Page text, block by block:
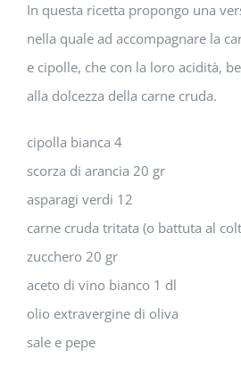
In questa ricetta propongo una
nella quale ad accompagnare la
e cipolle, che con la loro acidità,
alla dolcezza della carne cruda.
cipolla bianca 4
scorza di arancia 20 gr
asparagi verdi 12
carne cruda tritata (o battuta al
zucchero 20 gr
aceto di vino bianco 1 dl
olio extravergine di oliva
sale e pepe